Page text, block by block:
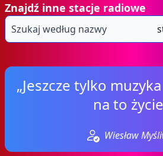
Znajdź inne stacje radiowe
„Jeszcze tylko
na to
Wiesław